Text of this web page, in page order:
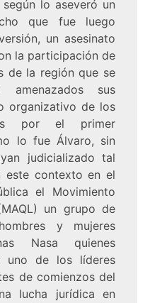
lo aseveró un
que fue luego
un asesinato
la participación de
de la región que se
amenazados sus
organizativo de los
por el primer
lo fue Álvaro, sin
judicializado tal
este contexto en el
el Movimiento
un grupo de
y mujeres
Nasa quienes
uno de los líderes
de comienzos del
lucha jurídica en